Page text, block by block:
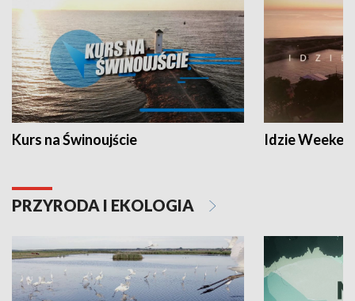
Kurs na Świnoujście Idzie
PRZYRODA I EKOLOGIA